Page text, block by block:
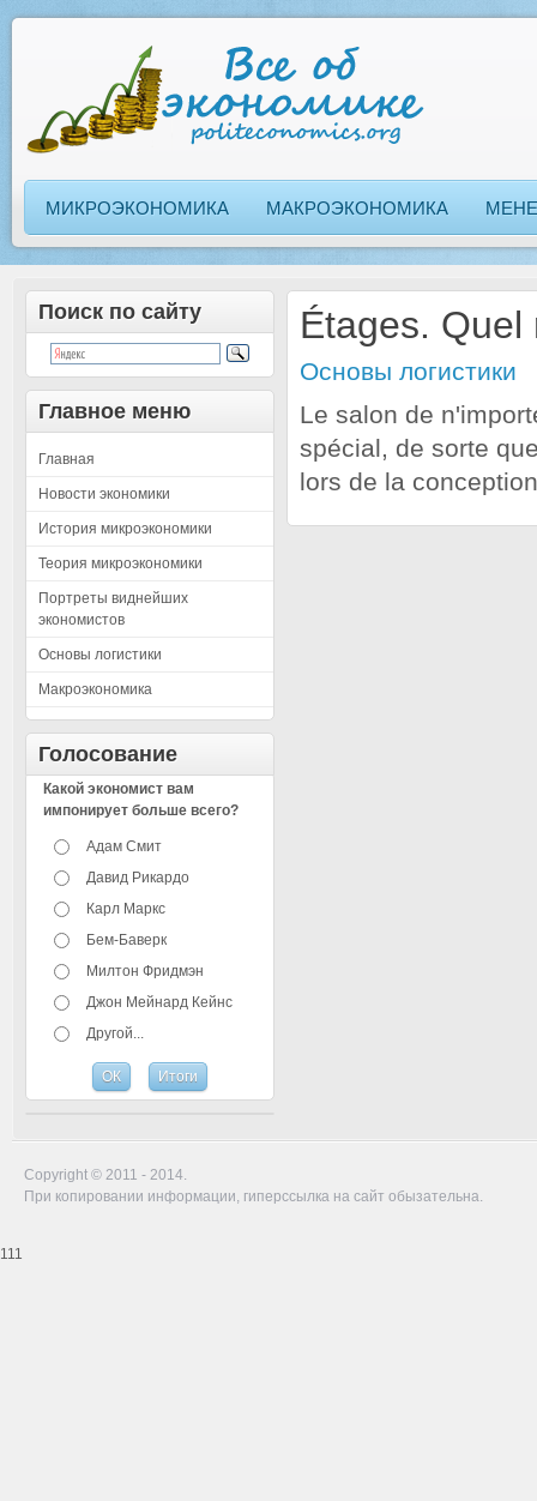
МИКРОЭКОНОМИКА МАКРОЭКОНОМИКА
Поиск по сайту
Главное меню
Главная
Новости экономики
История микроэкономики
Теория микроэкономики
Портреты виднейших
экономистов
Основы логистики
Макроэкономика
Голосование
Какой экономист вам
импонирует больше всего?
Адам Смит
Давид Рикардо
Карл Маркс
Бем-Баверк
Милтон Фридмэн
Джон Мейнард Кейнс
Другой...
Étages.
Основы логистики
Le salon de
spécial, de sorte
lors de la
Copyright © 2011 - 2014.
При копировании информации, гиперссылка на сайт обызательна.
111